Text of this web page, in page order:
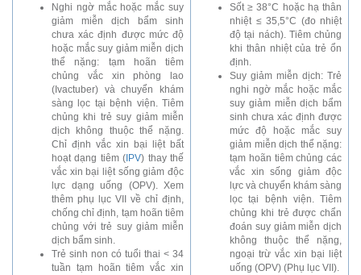
Nghi ngờ mắc hoặc mắc suy
giảm miễn dịch bẩm sinh
chưa xác định được mức độ
hoặc mắc suy giảm miễn dịch
thể nặng: tạm hoãn tiêm
chủng vắc xin phòng lao
(Ivactuber) và chuyển khám
sàng lọc tại bệnh viện. Tiêm
chủng khi trẻ suy giảm miễn
dịch không thuộc thể nặng.
Chỉ định vắc xin bại liệt bất
hoạt dạng tiêm (IPV) thay thế
vắc xin bại liệt sống giảm độc
lực dạng uống (OPV). Xem
thêm phụ lục VII về chỉ định,
chống chỉ định, tạm hoãn tiêm
chủng với trẻ suy giảm miễn
dịch bẩm sinh.
Trẻ sinh non có tuổi thai < 34
tuần tạm hoãn tiêm vắc xin
Sốt ≥ 38°C hoặc hạ thân
nhiệt ≤ 35,5°C (đo nhiệt
độ tại nách). Tiêm chủng
khi thân nhiệt của trẻ ổn
định.
Suy giảm miễn dịch: Trẻ
nghi ngờ mắc hoặc mắc
suy giảm miễn dịch bẩm
sinh chưa xác định được
mức độ hoặc mắc suy
giảm miễn dịch thể nặng:
tạm hoãn tiêm chủng các
vắc xin sống giảm độc
lực và chuyển khám sàng
lọc tại bệnh viện. Tiêm
chủng khi trẻ được chẩn
đoán suy giảm miễn dịch
không thuộc thể nặng,
ngoại trừ vắc xin bại liệt
uống (OPV) (Phụ lục VII).